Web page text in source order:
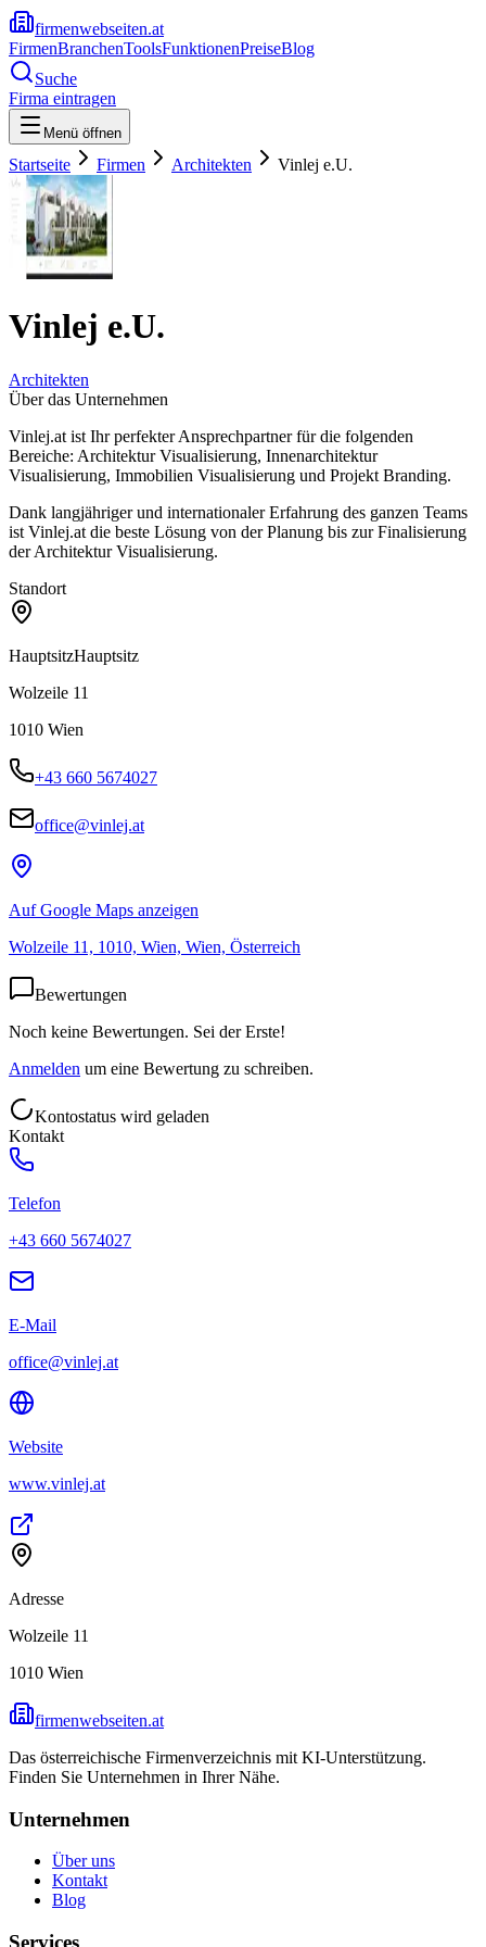
firmenwebseiten.at
FirmenBranchenToolsFunktionenPreiseBlog
Suche
Firma eintragen
Menü öffnen
Startseite Firmen Architekten Vinlej e.U.
Vinlej e.U.
Architekten
Über das Unternehmen
Vinlej.at ist Ihr perfekter Ansprechpartner für die folgenden
Bereiche: Architektur Visualisierung, Innenarchitektur
Visualisierung, Immobilien Visualisierung und Projekt Branding.
Dank langjähriger und internationaler Erfahrung des ganzen Teams
ist Vinlej.at die beste Lösung von der Planung bis zur Finalisierung
der Architektur Visualisierung.
Standort
HauptsitzHauptsitz
Wolzeile 11
1010 Wien
+43 660 5674027
office@vinlej.at
Auf Google Maps anzeigen
Wolzeile 11, 1010, Wien, Wien, Österreich
Bewertungen
Noch keine Bewertungen. Sei der Erste!
Anmelden um eine Bewertung zu schreiben.
Kontostatus wird geladen
Kontakt
Telefon
+43 660 5674027
E-Mail
office@vinlej.at
Website
www.vinlej.at
Adresse
Wolzeile 11
1010 Wien
firmenwebseiten.at
Das österreichische Firmenverzeichnis mit KI-Unterstützung.
Finden Sie Unternehmen in Ihrer Nähe.
Unternehmen
Über uns
Kontakt
Blog
Services